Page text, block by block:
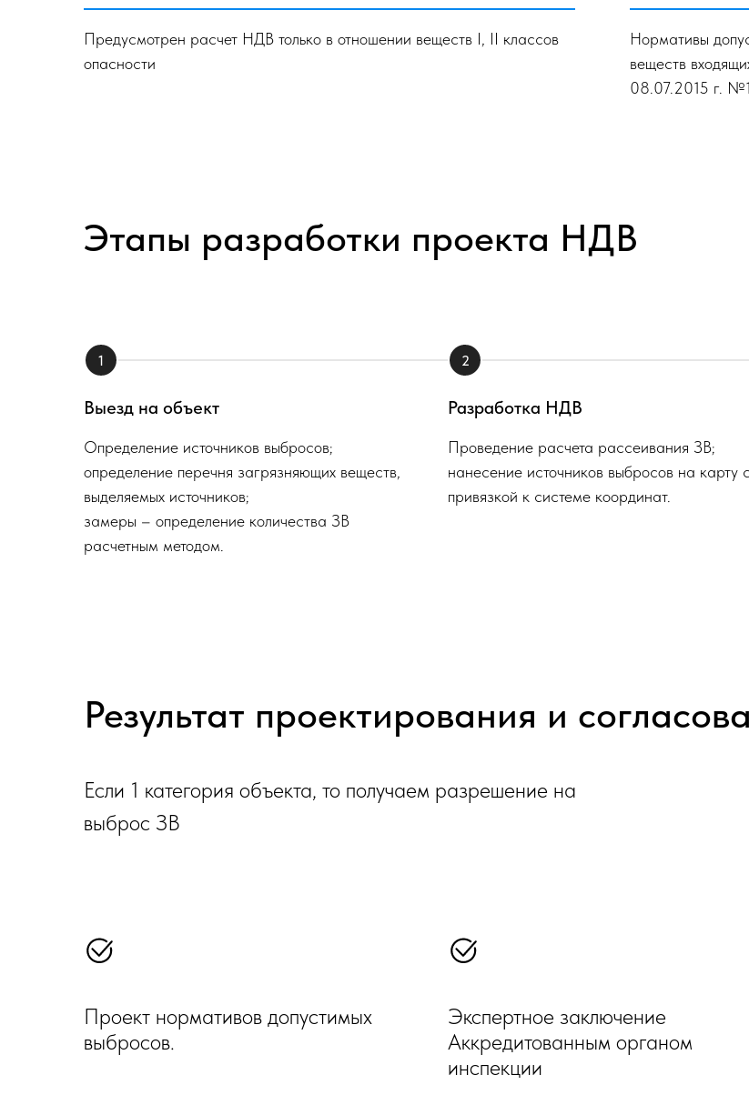
Предусмотрен расчет НДВ только в отношении веществ I, II классов
опасности
Нормативы
веществ
08.07.2015 г.
Этапы разработки проекта НДВ
1
Выезд на объект
Определение источников выбросов;
определение перечня загрязняющих веществ,
выделяемых источников;
замеры – определение количества ЗВ
расчетным методом.
2
Разработка НДВ
Проведение расчета рассеивания ЗВ;
нанесение источников выбросов на карту с
привязкой к системе координат.
Результат проектирования и
Если 1 категория объекта, то получаем разрешение на
выброс ЗВ
Проект нормативов допустимых
выбросов.
Экспертное заключение
Аккредитованным органом
инспекции